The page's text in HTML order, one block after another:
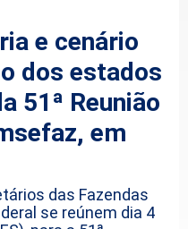
e cenário
dos estados
51ª Reunião
em
das Fazendas
se reúnem dia 4